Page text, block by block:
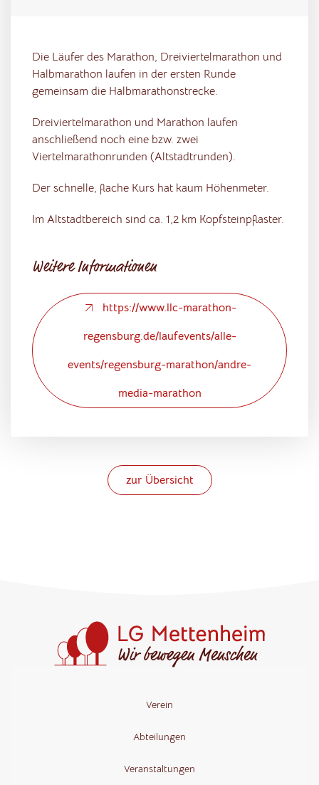
Die Läufer des Marathon, Dreiviertelmarathon und
Halbmarathon laufen in der ersten Runde
gemeinsam die Halbmarathonstrecke.
Dreiviertelmarathon und Marathon laufen
anschließend noch eine bzw. zwei
Viertelmarathonrunden (Altstadtrunden).
Der schnelle, flache Kurs hat kaum Höhenmeter.
Im Altstadtbereich sind ca. 1,2 km Kopfsteinpflaster.
Weitere Informationen
https://www.llc-marathon-
regensburg.de/laufevents/alle-
events/regensburg-marathon/andre-
media-marathon
zur Übersicht
Verein
Abteilungen
Veranstaltungen